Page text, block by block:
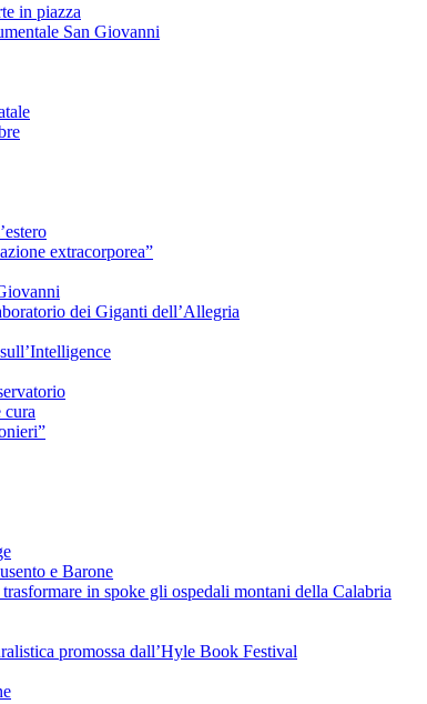
in piazza
San Giovanni
extracorporea”
dei Giganti dell’Allegria
e Barone
in spoke gli ospedali montani della Calabria
promossa dall’Hyle Book Festival